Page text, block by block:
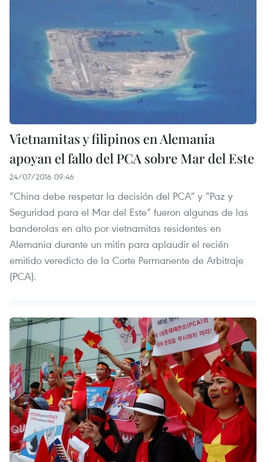
Vietnamitas y filipinos en Alemania
apoyan el fallo del PCA sobre Mar del Este
24/07/2016 09:46
“China debe respetar la decisión del PCA” y “Paz y
Seguridad para el Mar del Este” fueron algunas de las
banderolas en alto por vietnamitas residentes en
Alemania durante un mitin para aplaudir el recién
emitido veredicto de la Corte Permanente de Arbitraje
(PCA).